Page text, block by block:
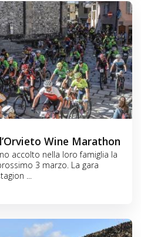
Wine Marathon
accolto nella loro famiglia la
3 marzo. La gara
...